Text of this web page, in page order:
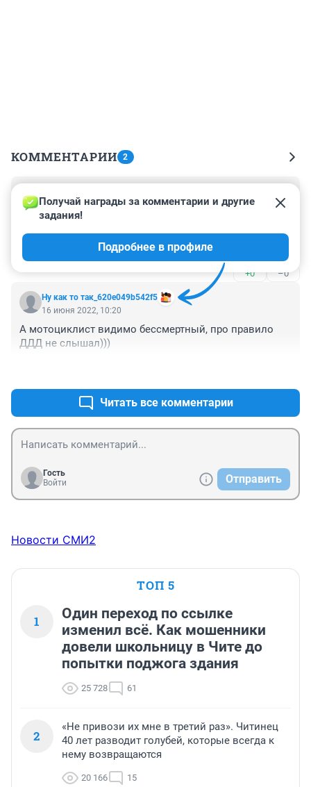
КОММЕНТАРИИ 2
16 июня 2022, 20:01
Для мотоциклистов сделать отдельную дорожку и
скорость там не должна превышать 59 км/ч. Снуют
туда-сюда среди потока авто....
+0 –0
Ну как то так_620e049b542f5
Получай награды за комментарии и другие
задания!
Подробнее в профиле
16 июня 2022, 10:20
А мотоциклист видимо бессмертный, про правило
ДДД не слышал)))
Читать все комментарии
Гость
Войти
Отправить
Новости СМИ2
ТОП 5
1
Один переход по ссылке
изменил всё. Как мошенники
довели школьницу в Чите до
попытки поджога здания
25 728 61
2
«Не привози их мне в третий раз». Читинец
40 лет разводит голубей, которые всегда к
нему возвращаются
20 166 15